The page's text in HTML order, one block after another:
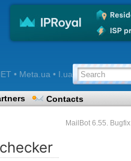
• Meta.ua • I.ua
Contacts
MailBot 6.55. Bugfix